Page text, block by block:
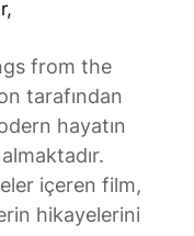
from the
tarafından
hayatın
almaktadır.
içeren film,
hikayelerini